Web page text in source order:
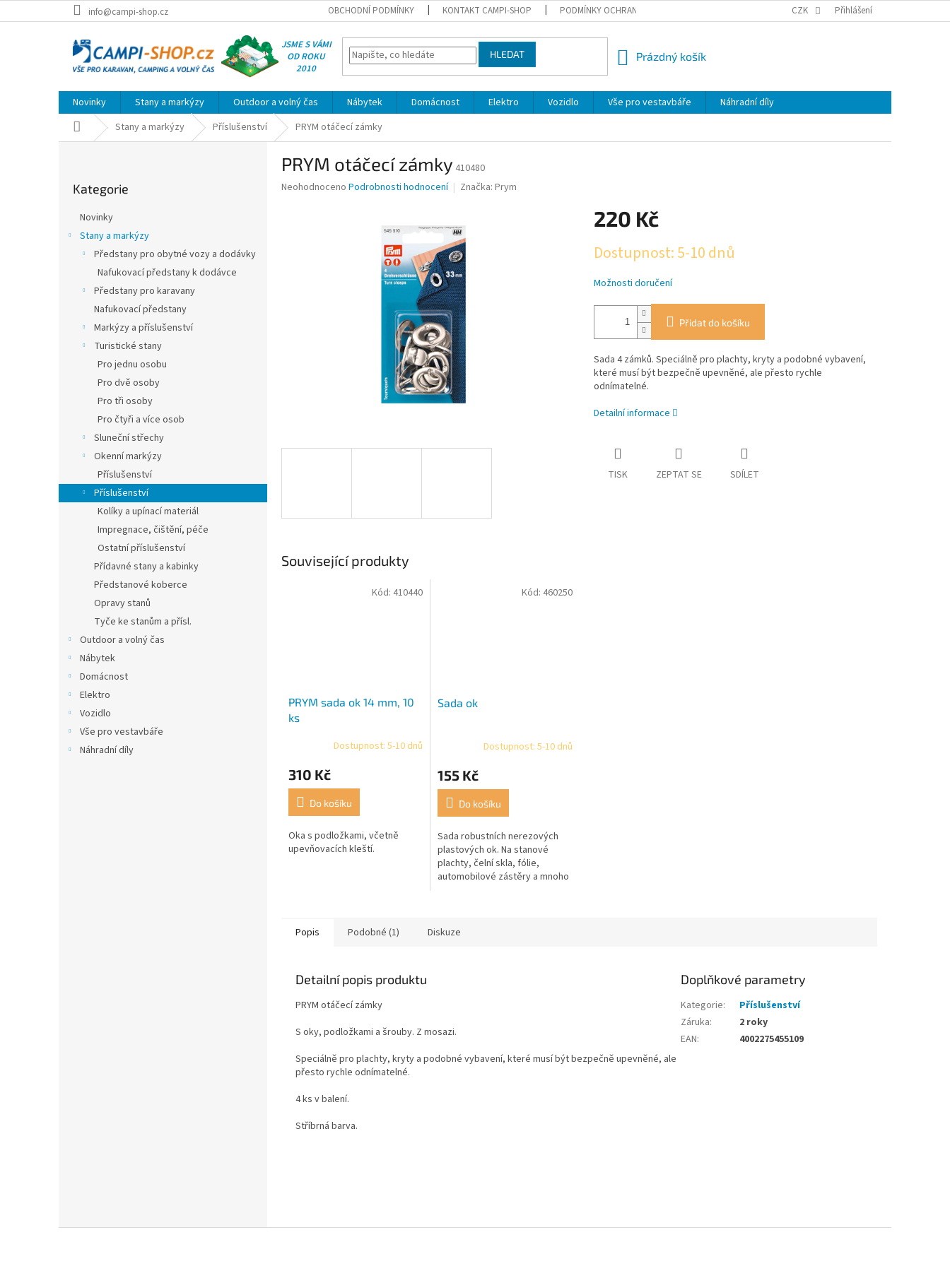
na
info@campi-shop.cz OBCHODNÍ PODMÍNKY KONTAKT CAMPI-SHOP PODMÍNKY OCHRANY OSOBNÍCH ÚDAJŮ REKLAMACE
CZK Přihlášení
JSME S VÁMI
OD ROKU
2010
HLEDAT
NÁKUPNÍ
Prázdný košík
Novinky Stany a markýzy Outdoor a volný čas Nábytek Domácnost Elektro Vozidlo Vše pro vestavbáře
Náhradní díly
Domů Stany a markýzy Příslušenství PRYM otáčecí zámky
kategorie
Kategorie
Novinky
Stany a markýzy
Předstany pro obytné vozy a dodávky
Nafukovací předstany k dodávce
Předstany pro karavany
Nafukovací předstany
Markýzy a příslušenství
Turistické stany
Pro jednu osobu
Pro dvě osoby
Pro tři osoby
Pro čtyři a více osob
Sluneční střechy
Okenní markýzy
Příslušenství
Příslušenství
Kolíky a upínací materiál
Impregnace, čištění, péče
Ostatní příslušenství
Přídavné stany a kabinky
Předstanové koberce
Opravy stanů
Tyče ke stanům a přísl.
Outdoor a volný čas
Nábytek
Domácnost
Elektro
Vozidlo
Vše pro vestavbáře
Náhradní díly
PRYM otáčecí zámky 410480
Průměrné
Neohodnoceno Podrobnosti hodnocení Značka: Prym
220 Kč
cena:
Dostupnost: 5-10 dnů
Možnosti doručení
Přidat do košíku
Sada 4 zámků. Speciálně pro plachty, kryty a podobné vybavení,
které musí být bezpečně upevněné, ale přesto rychle
odnímatelné.
Detailní informace
TISK ZEPTAT SE SDÍLET
Související produkty
PRYM sada ok 14 mm, 10
ks
Dostupnost: 5-10 dnů
310 Kč
Do košíku
Oka s podložkami, včetně
upevňovacích kleští.
Kód: 410440
Sada ok
Dostupnost: 5-10 dnů
155 Kč
Do košíku
Sada robustních nerezových
plastových ok. Na stanové
plachty, čelní skla, fólie,
automobilové zástěry a mnoho
Kód: 460250
Popis Podobné (1) Diskuze
Detailní popis produktu
PRYM otáčecí zámky
S oky, podložkami a šrouby. Z mosazi.
Speciálně pro plachty, kryty a podobné vybavení, které musí být bezpečně upevněné, ale
přesto rychle odnímatelné.
4 ks v balení.
Stříbrná barva.
Doplňkové parametry
Kategorie:
Příslušenství
Záruka:
2 roky
EAN: 4002275455109